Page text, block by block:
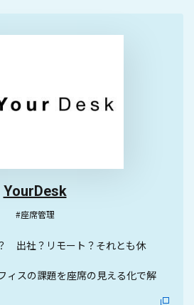
YourDesk
#座席管理
出社？リモート？それとも休
ィスの課題を座席の見える化で解